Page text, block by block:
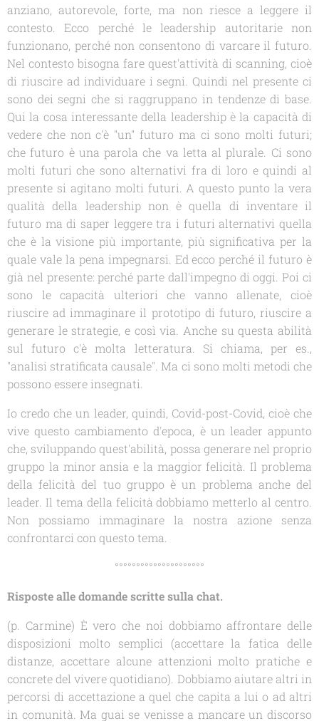
anziano, autorevole, forte, ma non riesce a leggere il
contesto. Ecco perché le leadership autoritarie non
funzionano, perché non consentono di varcare il futuro.
Nel contesto bisogna fare quest'attività di scanning, cioè
di riuscire ad individuare i segni. Quindi nel presente ci
sono dei segni che si raggruppano in tendenze di base.
Qui la cosa interessante della leadership è la capacità di
vedere che non c'è "un" futuro ma ci sono molti futuri;
che futuro è una parola che va letta al plurale. Ci sono
molti futuri che sono alternativi fra di loro e quindi al
presente si agitano molti futuri. A questo punto la vera
qualità della leadership non è quella di inventare il
futuro ma di saper leggere tra i futuri alternativi quella
che è la visione più importante, più significativa per la
quale vale la pena impegnarsi. Ed ecco perché il futuro è
già nel presente: perché parte dall'impegno di oggi. Poi ci
sono le capacità ulteriori che vanno allenate, cioè
riuscire ad immaginare il prototipo di futuro, riuscire a
generare le strategie, e così via. Anche su questa abilità
sul futuro c'è molta letteratura. Si chiama, per es.,
"analisi stratificata causale". Ma ci sono molti metodi che
possono essere insegnati.
Io credo che un leader, quindi, Covid-post-Covid, cioè che
vive questo cambiamento d'epoca, è un leader appunto
che, sviluppando quest'abilità, possa generare nel proprio
gruppo la minor ansia e la maggior felicità. Il problema
della felicità del tuo gruppo è un problema anche del
leader. Il tema della felicità dobbiamo metterlo al centro.
Non possiamo immaginare la nostra azione senza
confrontarci con questo tema.
°°°°°°°°°°°°°°°°°°°°°
Risposte alle domande scritte sulla chat.
(p. Carmine) È vero che noi dobbiamo affrontare delle
disposizioni molto semplici (accettare la fatica delle
distanze, accettare alcune attenzioni molto pratiche e
concrete del vivere quotidiano). Dobbiamo aiutare altri in
percorsi di accettazione a quel che capita a lui o ad altri
in comunità. Ma guai se venisse a mancare un discorso